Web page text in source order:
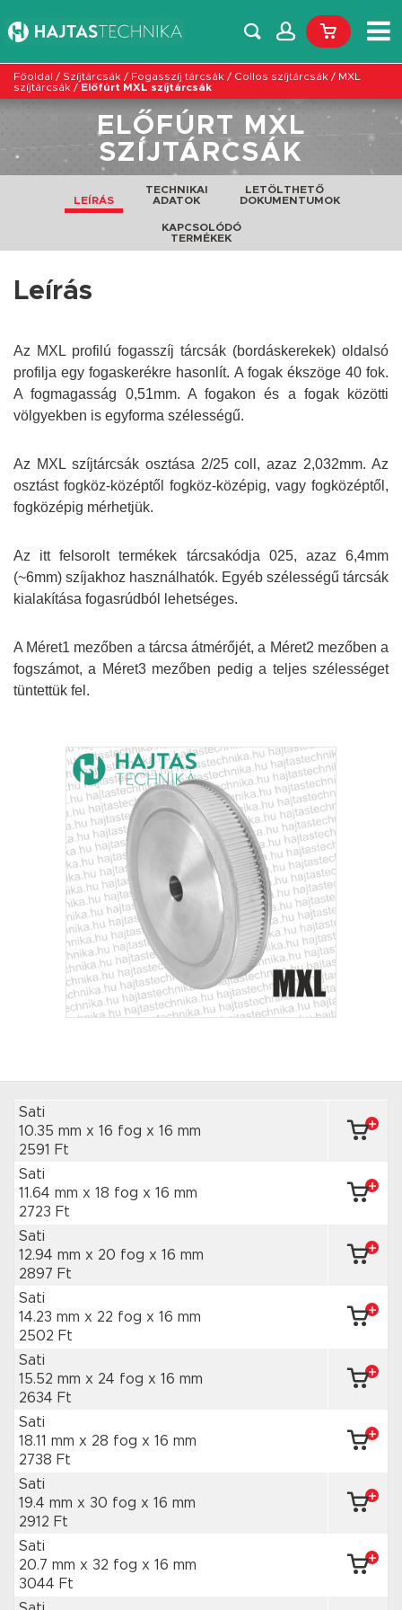
Főoldal / Szíjtárcsák / Fogasszíj tárcsák / Collos szíjtárcsák / MXL
szíjtárcsák / Előfúrt MXL szíjtárcsák
ELŐFÚRT MXL
SZÍJTÁRCSÁK
LEÍRÁS
TECHNIKAI
ADATOK
LETÖLTHETŐ
DOKUMENTUMOK
KAPCSOLÓDÓ
TERMÉKEK
Leírás
Az MXL profilú fogasszíj tárcsák (bordáskerekek) oldalsó
profilja egy fogaskerékre hasonlít. A fogak ékszöge 40 fok.
A fogmagasság 0,51mm. A fogakon és a fogak közötti
völgyekben is egyforma szélességű.
Az MXL szíjtárcsák osztása 2/25 coll, azaz 2,032mm. Az
osztást fogköz-középtől fogköz-középig, vagy fogközéptől,
fogközépig mérhetjük.
Az itt felsorolt termékek tárcsakódja 025, azaz 6,4mm
(~6mm) szíjakhoz használhatók. Egyéb szélességű tárcsák
kialakítása fogasrúdból lehetséges.
A Méret1 mezőben a tárcsa átmérőjét, a Méret2 mezőben a
fogszámot, a Méret3 mezőben pedig a teljes szélességet
tüntettük fel.
Sati
10.35 mm x 16 fog x 16 mm
2591 Ft
Sati
11.64 mm x 18 fog x 16 mm
2723 Ft
Sati
12.94 mm x 20 fog x 16 mm
2897 Ft
Sati
14.23 mm x 22 fog x 16 mm
2502 Ft
Sati
15.52 mm x 24 fog x 16 mm
2634 Ft
Sati
18.11 mm x 28 fog x 16 mm
2738 Ft
Sati
19.4 mm x 30 fog x 16 mm
2912 Ft
Sati
20.7 mm x 32 fog x 16 mm
3044 Ft